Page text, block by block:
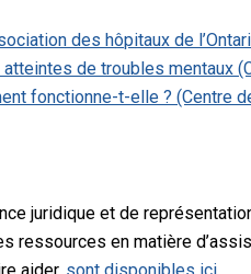
des hôpitaux de
de troubles mentaux
fonctionne-t-elle ? (Centre
juridique et de
ressources en matière